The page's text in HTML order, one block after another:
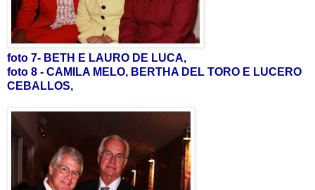
foto 7- BETH E LAURO DE LUCA,
foto 8 - CAMILA MELO, BERTHA DEL TORO E LUCERO
CEBALLOS,